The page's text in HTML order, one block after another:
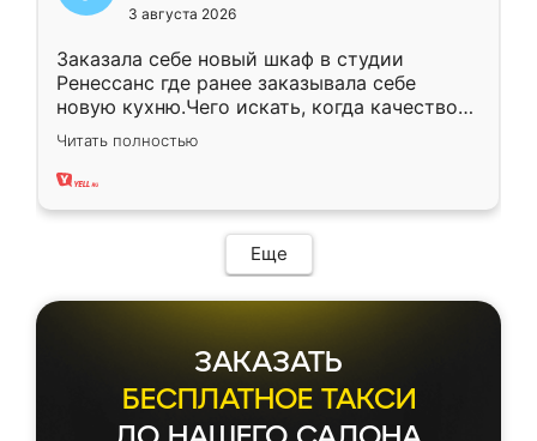
3 августа 2026
Заказала себе новый шкаф в студии
Ренессанс где ранее заказывала себе
новую кухню.Чего искать, когда качеством
вполне довольна. Служит кухня уже почти
два года, нареканий нет.
Читать полностью
Еще
ЗАКАЗАТЬ
БЕСПЛАТНОЕ ТАКСИ